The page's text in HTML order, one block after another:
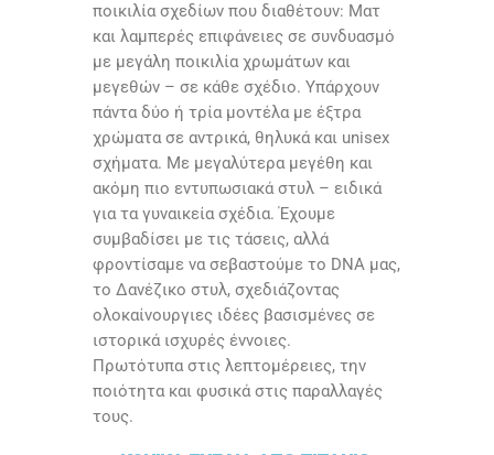
ποικιλία σχεδίων που διαθέτουν: Ματ
και λαμπερές επιφάνειες σε συνδυασμό
με μεγάλη ποικιλία χρωμάτων και
μεγεθών – σε κάθε σχέδιο. Υπάρχουν
πάντα δύο ή τρία μοντέλα με έξτρα
χρώματα σε αντρικά, θηλυκά και unisex
σχήματα. Με μεγαλύτερα μεγέθη και
ακόμη πιο εντυπωσιακά στυλ – ειδικά
για τα γυναικεία σχέδια. Έχουμε
συμβαδίσει με τις τάσεις, αλλά
φροντίσαμε να σεβαστούμε το DNA μας,
το Δανέζικο στυλ, σχεδιάζοντας
ολοκαίνουργιες ιδέες βασισμένες σε
ιστορικά ισχυρές έννοιες.
Πρωτότυπα στις λεπτομέρειες, την
ποιότητα και φυσικά στις παραλλαγές
τους.